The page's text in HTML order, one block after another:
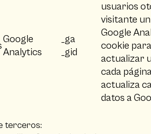
Google
Analytics
_ga
_gid
usuarios
visitante
Google
cookie
actualizar
cada
actualiza
datos a
terceros: